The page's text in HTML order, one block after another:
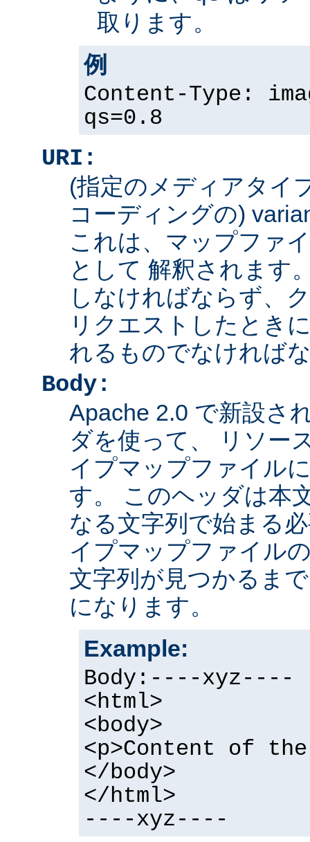
取ります。
例
Content-Type:
qs=0.8
URI:
(指定のメディアタイ
コーディングの)
これは、マップファ
として 解釈されます
しなければならず、
リクエストしたとき
れるものでなければ
Body:
Apache 2.0 で新設さ
ダを使って、 リソー
イプマップファイル
す。 このヘッダは本
なる文字列で始まる
イプマップファイル
文字列が見つかるま
になります。
Example:
Body:----xyz----
<html>
<body>
<p>Content of
</body>
</html>
----xyz----